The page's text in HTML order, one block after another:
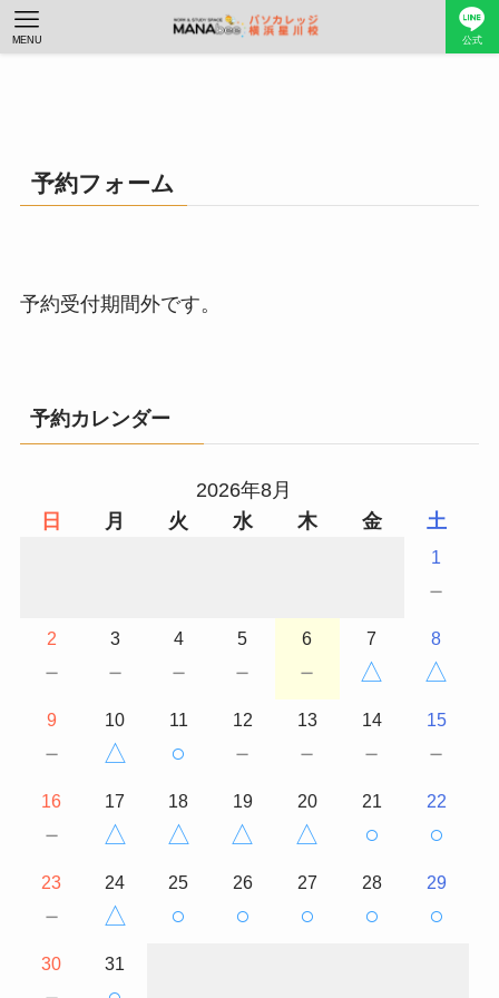
公式
MENU
予約フォーム
予約受付期間外です。
予約カレンダー
2026年8月
日
月 火 水 木 金 土
1
－
2
－
3
－
4
－
5
－
6
－
7
△
8
△
9
－
10
△
11
○
12
－
13
－
14
－
15
－
16
－
17
△
18
△
19
△
20
△
21
○
22
○
23
－
24
△
25
○
26
○
27
○
28
○
29
○
30 31